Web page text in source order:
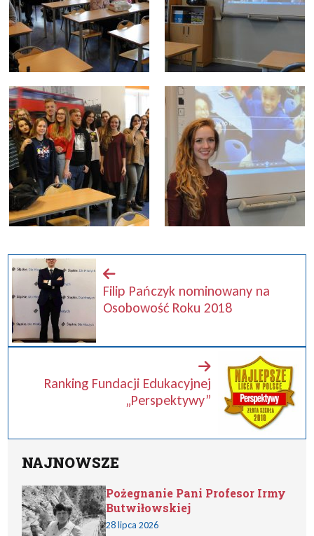
Filip Pańczyk nominowany na
Osobowość Roku 2018
Ranking Fundacji Edukacyjnej
„Perspektywy”
NAJNOWSZE
Pożegnanie Pani Profesor Irmy
Butwiłowskiej
28 lipca 2026